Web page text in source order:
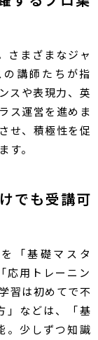
さまざまなジャ
講師たちが指
スや表現力、英
ス運営を進めま
せ、積極性を促
す。
でも受講可
「基礎マスタ
応用トレーニン
習は初めてで不
」などは、「基
。少しずつ知識